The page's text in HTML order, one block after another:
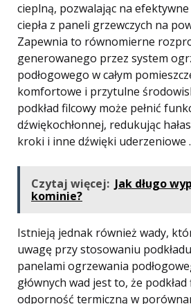
cieplną, pozwalając na
ciepła z paneli grzewczych na
Zapewnia to równomierne
generowanego przez system
podłogowego w całym
komfortowe i przytulne
podkład filcowy może pełnić
dźwiękochłonnej, redukując
kroki i inne dźwięki uderzeniowe .
Czytaj więcej: Jak długo
kominie?
Istnieją jednak również wady,
uwagę przy stosowaniu
panelami ogrzewania
głównych wad jest to, że
odporność termiczną w